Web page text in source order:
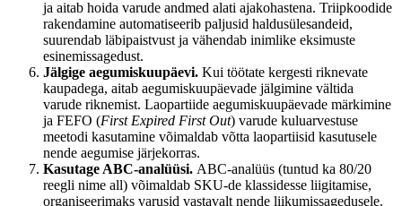
ja aitab hoida varude andmed alati ajakohastena. Triipkoodide
rakendamine automatiseerib paljusid haldusülesandeid,
suurendab läbipaistvust ja vähendab inimlike eksimuste
esinemissagedust.
Jälgige aegumiskuupäevi. Kui töötate kergesti riknevate
kaupadega, aitab aegumiskuupäevade jälgimine vältida
varude riknemist. Laopartiide aegumiskuupäevade märkimine
ja FEFO (First Expired First Out) varude kuluarvestuse
meetodi kasutamine võimaldab võtta laopartiisid kasutusele
nende aegumise järjekorras.
Kasutage ABC-analüüsi. ABC-analüüs (tuntud ka 80/20
reegli nime all) võimaldab SKU-de klassidesse liigitamise,
organiseerimaks varusid vastavalt nende liikumissagedusele.